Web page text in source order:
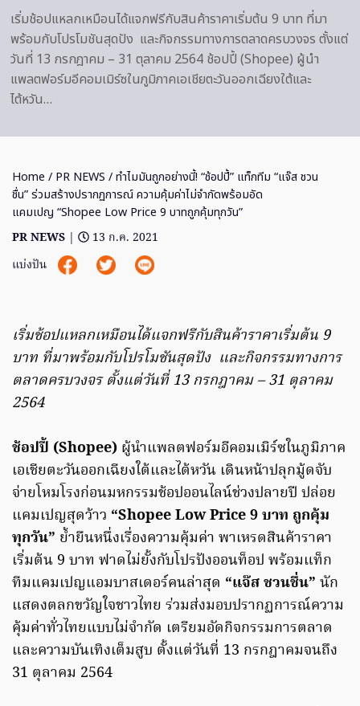
เริ่มช้อปแหลกเหมือนได้แจกฟรีกับสินค้าราคาเริ่มต้น 9 บาท ที่มา
พร้อมกับโปรโมชันสุดปัง และกิจกรรมทางการตลาดครบวงจร ตั้งแต่
วันที่ 13 กรกฎาคม – 31 ตุลาคม 2564 ช้อปปี้ (Shopee) ผู้นำ
แพลตฟอร์มอีคอมเมิร์ซในภูมิภาคเอเชียตะวันออกเฉียงใต้และ
ไต้หวัน…
Home / PR NEWS / ทำไมมันถูกอย่างนี้! “ช้อปปี้” แท็กทีม “แจ๊ส ชวน
ชื่น” ร่วมสร้างปรากฏการณ์ ความคุ้มค่าไม่จำกัดพร้อมอัด
แคมเปญ “Shopee Low Price 9 บาทถูกคุ้มทุกวัน”
PR NEWS |
13 ก.ค. 2021
แบ่งปัน
เริ่มช้อปแหลกเหมือนได้แจกฟรีกับสินค้าราคาเริ่มต้น 9
บาท ที่มาพร้อมกับโปรโมชันสุดปัง และกิจกรรมทางการ
ตลาดครบวงจร ตั้งแต่วันที่ 13 กรกฎาคม – 31 ตุลาคม
2564
ช้อปปี้ (Shopee) ผู้นำแพลตฟอร์มอีคอมเมิร์ซในภูมิภาค
เอเชียตะวันออกเฉียงใต้และไต้หวัน เดินหน้าปลุกมู้ดจับ
จ่ายโหมโรงก่อนมหกรรมช้อปออนไลน์ช่วงปลายปี ปล่อย
แคมเปญสุดว้าว “Shopee Low Price 9 บาท ถูกคุ้ม
ทุกวัน” ย้ำยืนหนึ่งเรื่องความคุ้มค่า พาเหรดสินค้าราคา
เริ่มต้น 9 บาท ฟาดไม่ยั้งกับโปรปังออนท็อป พร้อมแท็ก
ทีมแคมเปญแอมบาสเดอร์คนล่าสุด “แจ๊ส ชวนชื่น” นัก
แสดงตลกขวัญใจชาวไทย ร่วมส่งมอบปรากฏการณ์ความ
คุ้มค่าทั่วไทยแบบไม่จำกัด เตรียมอัดกิจกรรมการตลาด
และความบันเทิงเต็มสูบ ตั้งแต่วันที่ 13 กรกฎาคมจนถึง
31 ตุลาคม 2564